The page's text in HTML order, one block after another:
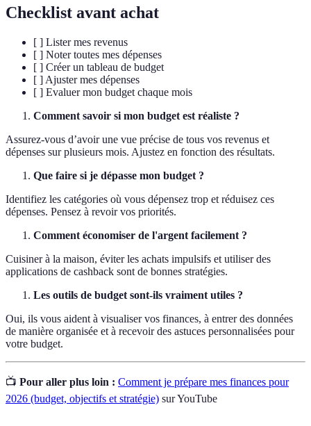
Checklist avant achat
[ ] Lister mes revenus
[ ] Noter toutes mes dépenses
[ ] Créer un tableau de budget
[ ] Ajuster mes dépenses
[ ] Evaluer mon budget chaque mois
Comment savoir si mon budget est réaliste ?
Assurez-vous d’avoir une vue précise de tous vos revenus et
dépenses sur plusieurs mois. Ajustez en fonction des résultats.
Que faire si je dépasse mon budget ?
Identifiez les catégories où vous dépensez trop et réduisez ces
dépenses. Pensez à revoir vos priorités.
Comment économiser de l'argent facilement ?
Cuisiner à la maison, éviter les achats impulsifs et utiliser des
applications de cashback sont de bonnes stratégies.
Les outils de budget sont-ils vraiment utiles ?
Oui, ils vous aident à visualiser vos finances, à entrer des données
de manière organisée et à recevoir des astuces personnalisées pour
votre budget.
📺 Pour aller plus loin : Comment je prépare mes finances pour
2026 (budget, objectifs et stratégie) sur YouTube